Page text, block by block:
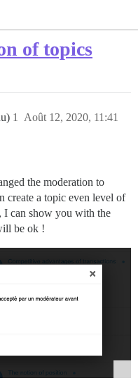
of topics
Août 12, 2020, 11:41
1
the moderation to
create a topic even level of
I can show you with the
be ok !